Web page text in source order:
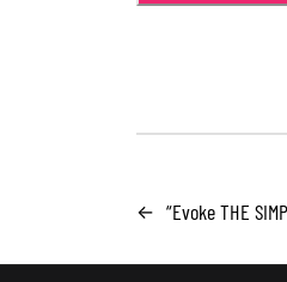
← “Evoke THE